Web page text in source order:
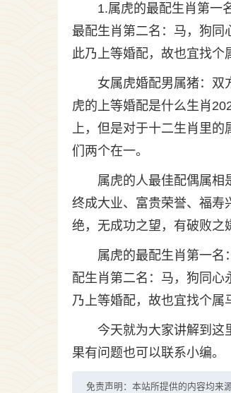
1.属虎的最配生肖第一
最配生肖第二名：马，狗同
此乃上等婚配，故也宜找个
女属虎婚配男属猪：双
虎的上等婚配是什么生肖
上，但是对于十二生肖里
们两个在一。
属虎的人最佳配偶属相
终成大业、富贵荣誉、福寿
绝，无成功之望，有破败之
属虎的最配生肖第一名
配生肖第二名：马，狗同
乃上等婚配，故也宜找个属
今天就为大家讲解到这
果有问题也可以联系小编。
免责声明：本站所提供的内容均来